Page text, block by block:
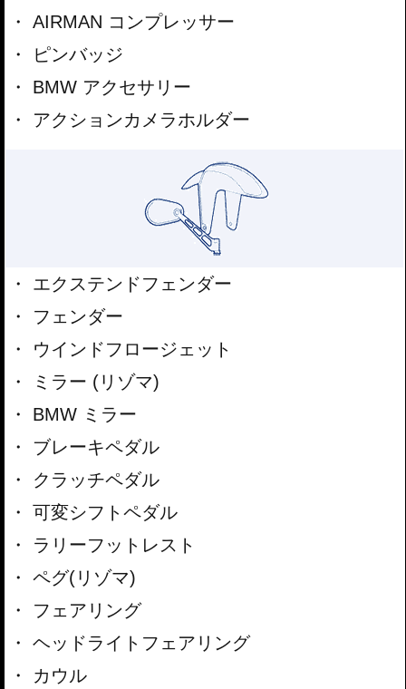
AIRMAN コンプレッサー
ピンバッジ
BMW アクセサリー
アクションカメラホルダー
エクステンドフェンダー
フェンダー
ウインドフロージェット
ミラー (リゾマ)
BMW ミラー
ブレーキペダル
クラッチペダル
可変シフトペダル
ラリーフットレスト
ペグ(リゾマ)
フェアリング
ヘッドライトフェアリング
カウル